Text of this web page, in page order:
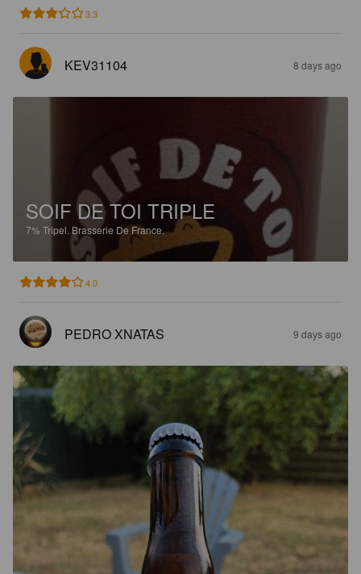
3.3
KEV31104 8 days ago
SOIF DE TOI TRIPLE
7% Tripel. Brasserie De France.
4.0
PEDRO XNATAS 9 days ago